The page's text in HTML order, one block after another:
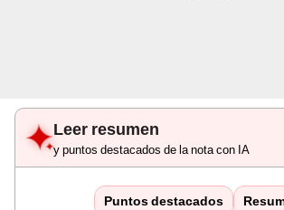
Leer resumen
y puntos destacados de la nota con IA
Puntos destacados